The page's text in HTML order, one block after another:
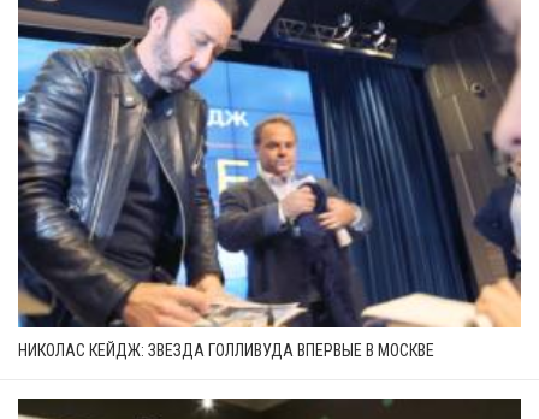
НИКОЛАС КЕЙДЖ: ЗВЕЗДА ГОЛЛИВУДА ВПЕРВЫЕ В МОСКВЕ